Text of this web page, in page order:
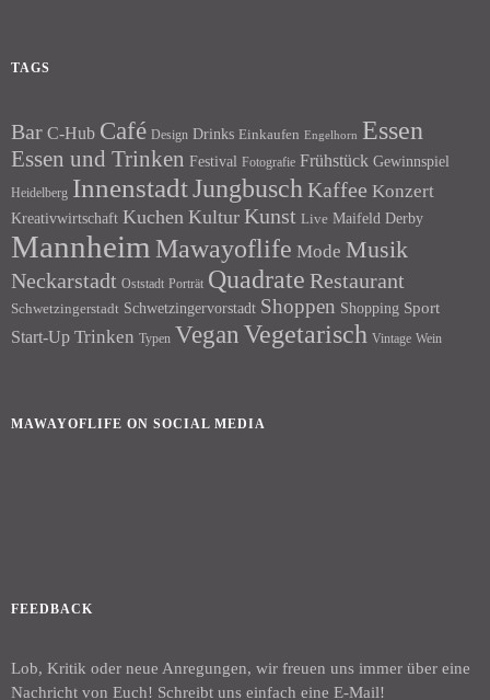
TAGS
Bar C-Hub Café Design Drinks Einkaufen Engelhorn Essen
Essen und Trinken Festival Fotografie Frühstück Gewinnspiel
Heidelberg InnenstadtJungbusch Kaffee Konzert
Kreativwirtschaft Kuchen Kultur Kunst Live Maifeld Derby
Mannheim Mawayoflife Mode Musik
Neckarstadt Oststadt Porträt Quadrate Restaurant
Schwetzingerstadt Schwetzingervorstadt Shoppen Shopping Sport
Start-Up Trinken Typen Vegan Vegetarisch Vintage Wein
MAWAYOFLIFE ON SOCIAL MEDIA
FEEDBACK
Lob, Kritik oder neue Anregungen, wir freuen uns immer über eine
Nachricht von Euch! Schreibt uns einfach eine E-Mail!